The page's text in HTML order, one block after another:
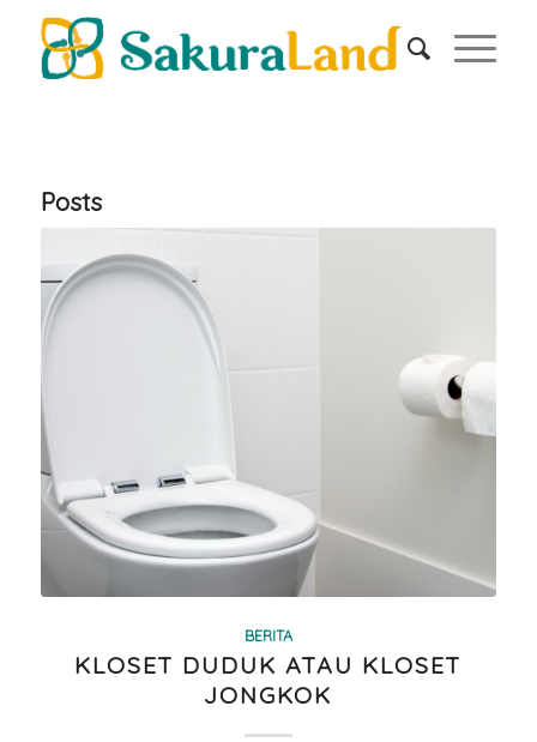
Posts
BERITA
KLOSET DUDUK ATAU KLOSET
JONGKOK